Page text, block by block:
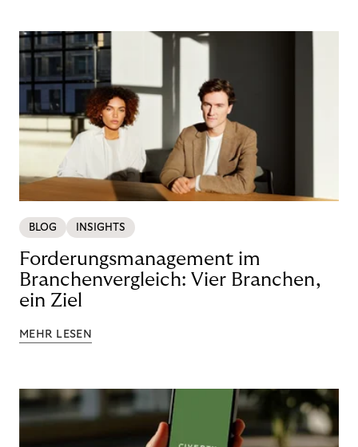
BLOG INSIGHTS
Forderungsmanagement im
Branchenvergleich: Vier Branchen,
ein Ziel
MEHR LESEN